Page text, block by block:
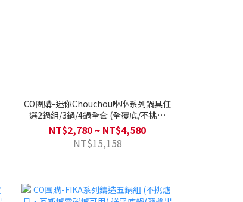
CO團購-迷你Chouchou咻咻系列鍋具任
選2鍋組/3鍋/4鍋全套 (全覆底/不挑爐
具，瓦斯爐電磁爐可用)送矽膠湯勺+矽膠
鍋鏟(款式隨機)
NT$2,780 ~ NT$4,580
NT$15,158